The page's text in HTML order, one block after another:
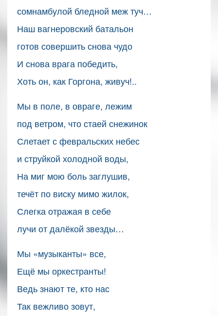
сомнамбулой бледной меж туч…
Наш вагнеровский батальон
готов совершить снова чудо
И снова врага победить,
Хоть он, как Горгона, живуч!..
Мы в поле, в овраге, лежим
под ветром, что стаей снежинок
Слетает с февральских небес
и струйкой холодной воды,
На миг мою боль заглушив,
течёт по виску мимо жилок,
Слегка отражая в себе
лучи от далёкой звезды…
Мы «музыканты» все,
Ещё мы оркестранты!
Ведь знают те, кто нас
Так вежливо зовут,